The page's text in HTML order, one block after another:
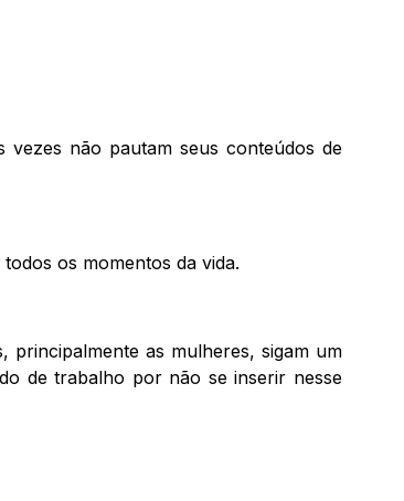
vezes não pautam seus conteúdos de
os momentos da vida.
principalmente as mulheres, sigam um
de trabalho por não se inserir nesse